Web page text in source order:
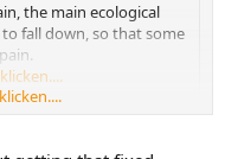
the main ecological
fall down, so that some
the website with the